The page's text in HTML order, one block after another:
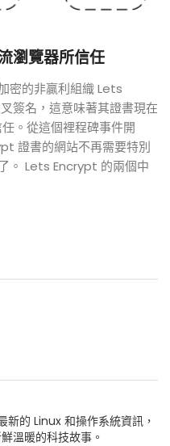
瀏覽器所信任
密的非贏利組織 Lets
簽名，這意味著其證書現在
。從這個裡程碑事件開
證書的網站不再需要特別
。 Lets Encrypt 的兩個中
的 Linux 和操作系統資訊，
溫暖的科技故事。